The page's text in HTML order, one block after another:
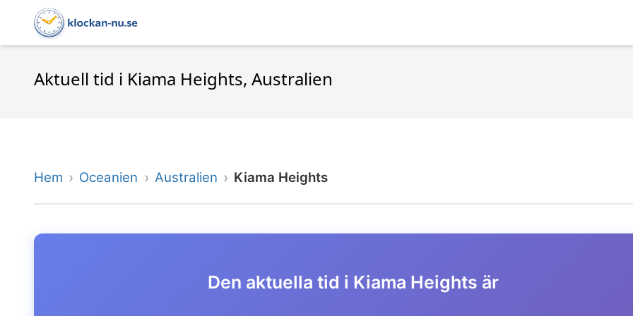
Aktuell tid i Kiama Heights, Australien
Hem Oceanien Australien Kiama Heights
Den aktuella tid i Kiama Heights är